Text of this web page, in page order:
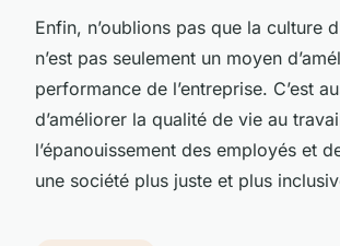
Enfin, n’oublions pas que la culture
n’est pas seulement un moyen
performance de l’entreprise. C’est
d’améliorer la qualité de vie au
l’épanouissement des employés et
une société plus juste et plus